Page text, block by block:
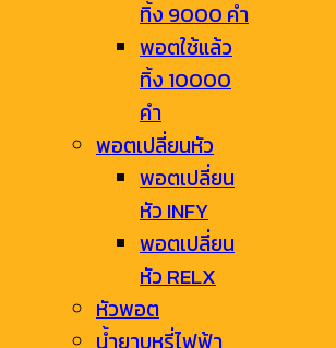
ทิ้ง 9000 คำ
พอตใช้แล้ว
ทิ้ง 10000
คำ
พอตเปลี่ยนหัว
พอตเปลี่ยน
หัว INFY
พอตเปลี่ยน
หัว RELX
หัวพอต